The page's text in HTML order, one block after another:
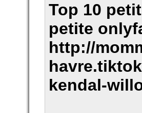
Top 10
petite
http://
kendal-